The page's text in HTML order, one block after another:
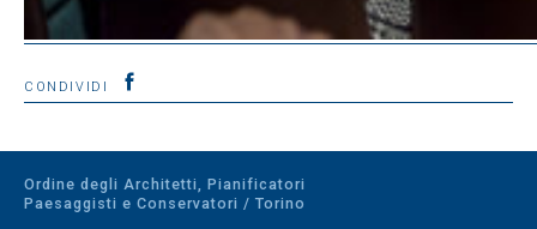
CONDIVIDI
Ordine degli Architetti, Pianificatori
Paesaggisti e Conservatori / Torino